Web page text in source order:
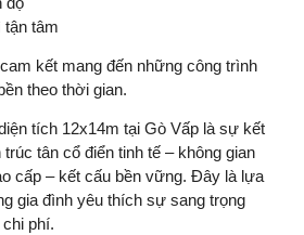
tận tâm
kết mang đến những công trình
theo thời gian.
tích 12x14m tại Gò Vấp là sự kết
tân cổ điển tinh tế – không gian
cấp – kết cấu bền vững. Đây là lựa
gia đình yêu thích sự sang trọng
phí.